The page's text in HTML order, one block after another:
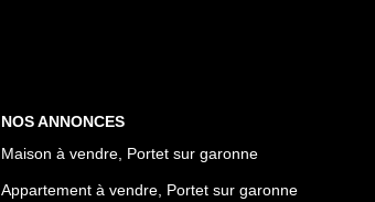
NOS ANNONCES
Maison à vendre, Portet sur garonne
Appartement à vendre, Portet sur garonne